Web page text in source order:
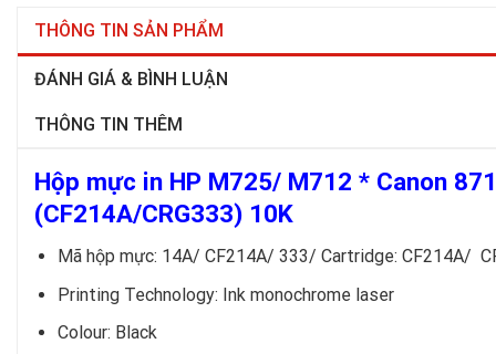
THÔNG TIN SẢN PHẨM
ĐÁNH GIÁ & BÌNH LUẬN
THÔNG TIN THÊM
Hộp mực in HP M725/ M712 * Canon
(CF214A/CRG333) 10K
Mã hộp mực: 14A/ CF214A/ 333/ Cartridge: CF214A/
Printing Technology: Ink monochrome laser
Colour: Black